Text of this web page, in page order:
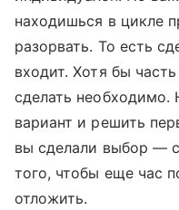
находишься в цикле
разорвать. То есть
входит. Хотя бы
сделать необходимо.
вариант и решить
вы сделали выбор —
того, чтобы еще час
отложить.